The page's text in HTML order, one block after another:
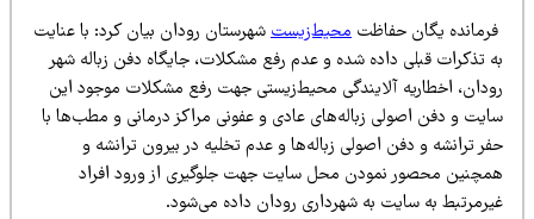
یگان حفاظتمحیط‌زیستشهرستان رودان بیان کرد: با عنایت
تذکرات قبلی داده شده و عدم رفع مشکلات، جایگاه دفن زباله شهر
اخطاریه آلایندگی محیط‌زیستی جهت رفع مشکلات موجود این
و دفن اصولی زباله‌های عادی و عفونی مراکز درمانی و مطب‌ها با
ترانشه و دفن اصولی زباله‌ها و عدم تخلیه در بیرون ترانشه و
محصور نمودن محل سایت جهت جلوگیری از ورود افراد
به سایت به شهرداری رودان داده می‌شود.